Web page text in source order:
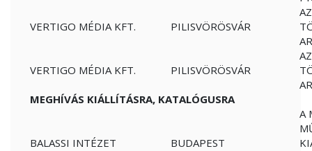
VERTIGO MÉDIA KFT. PILISVÖRÖSVÁR
VERTIGO MÉDIA KFT. PILISVÖRÖSVÁR
MEGHÍVÁS KIÁLLÍTÁSRA, KATALÓGUSRA
BALASSI INTÉZET BUDAPEST
A